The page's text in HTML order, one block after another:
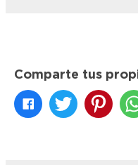
Comparte tus